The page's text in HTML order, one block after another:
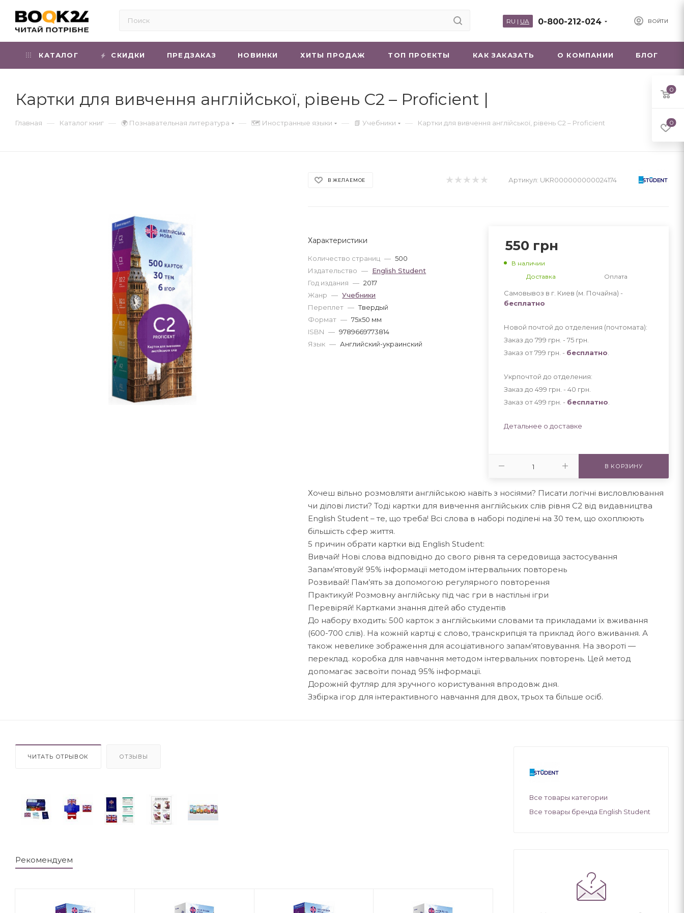
ВОЙТИ
0-800-212-024
RU | UA
КАТАЛОГ СКИДКИ ПРЕДЗАКАЗ НОВИНКИ ХИТЫ ПРОДАЖ ТОП ПРОЕКТЫ КАК ЗАКАЗАТЬ О КОМПАНИИ БЛОГ
Картки для вивчення англійської, рівень C2 – Proficient |
Главная — Каталог книг — 🌍 Познавательная литература — 🗺 Иностранные языки — 📗 Учебники — Картки для вивчення англійської, рівень C2 – Proficient
В ЖЕЛАЕМОЕ Артикул: UKR000000000024174
Характеристики
Количество страниц — 500
Издательство — English Student
Год издания — 2017
Жанр — Учебники
Переплет — Твердый
Формат — 75x50 мм
ISBN — 9789669773814
Язык — Английский-украинский
550 грн
В наличии
Доставка
Оплата
Самовывоз в г. Киев (м. Почайна) -
бесплатно
Новой почтой до отделения (почтомата):
Заказ до 799 грн. - 75 грн
Заказ от 799 грн. - бесплатно
Укрпочтой до отделения:
Заказ до 499 грн. - 40 грн
Заказ от 499 грн. - бесплатно
Детальнее о доставке
В КОРЗИНУ
Хочеш вільно розмовляти англійською навіть з носіями? Писати логічні висловлювання
чи ділові листи? Тоді картки для вивчення англійських слів рівня С2 від видавництва
English Student – те, що треба! Всі слова в наборі поділені на 30 тем, що охоплюють
більшість сфер життя.
5 причин обрати картки від English Student:
Вивчай! Нові слова відповідно до свого рівня та середовища застосування
Запам’ятовуй! 95% інформації методом інтервальних повторень
Розвивай! Пам’ять за допомогою регулярного повторення
Практикуй! Розмовну англійську під час гри в настільні ігри
Перевіряй! Картками знання дітей або студентів
До набору входить: 500 карток з англійськими словами та прикладами їх вживання
(600-700 слів). На кожній картці є слово, транскрипція та приклад його вживання. А
також невелике зображення для асоціативного запам’ятовування. На звороті —
переклад. коробка для навчання методом інтервальних повторень. Цей метод
допомагає засвоїти понад 95% інформації.
Дорожній футляр для зручного користування впродовж дня.
Ззбірка ігор для інтерактивного навчання для двох, трьох та більше осіб.
ЧИТАТЬ ОТРЫВОК ОТЗЫВЫ
Рекомендуем
Все товары категории
Все товары бренда English Student
0
0